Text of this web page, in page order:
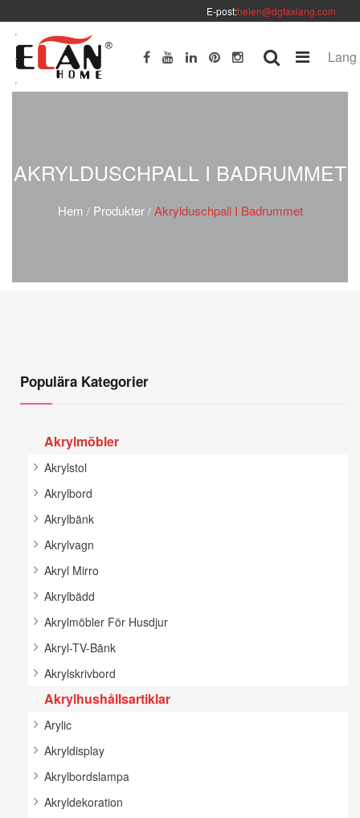
E-post:helen@dgfaxiang.com
Lang
AKRYLDUSCHPALL I BADRUMMET
Hem / Produkter/ Akrylduschpall I Badrummet
Populära Kategorier
Akrylmöbler
Akrylstol
Akrylbord
Akrylbänk
Akrylvagn
Akryl Mirro
Akrylbädd
Akrylmöbler För Husdjur
Akryl-TV-Bänk
Akrylskrivbord
Akrylhushållsartiklar
Arylic
Akryldisplay
Akrylbordslampa
Akryldekoration